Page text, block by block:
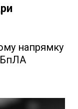
напрямку